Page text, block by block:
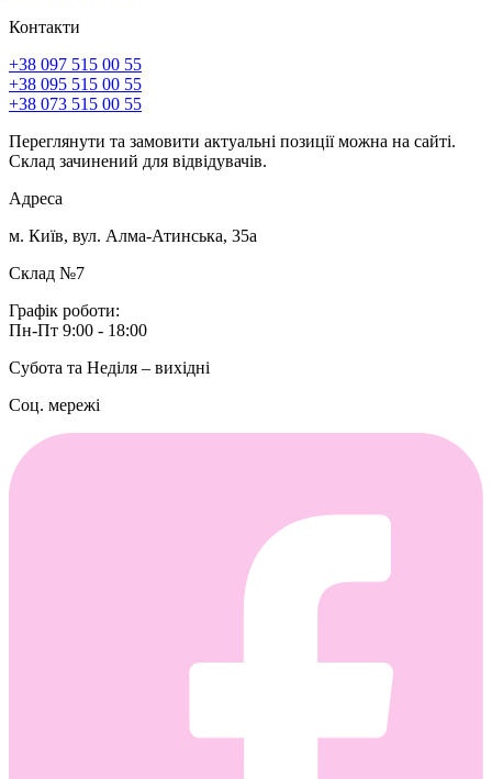
Контакти
+38 097 515 00 55
+38 095 515 00 55
+38 073 515 00 55
Переглянути та замовити актуальні позиції можна на сайті.
Склад зачинений для відвідувачів.
Адреса
м. Київ, вул. Алма-Атинська, 35а
Склад №7
Графік роботи:
Пн-Пт 9:00 - 18:00
Субота та Неділя – вихідні
Соц. мережі